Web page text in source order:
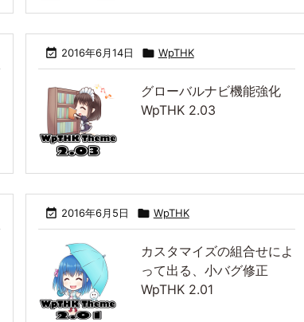
 2016年6月14日  WpTHK
グローバルナビ機能強化
WpTHK 2.03
 2016年6月5日  WpTHK
カスタマイズの組合せによ
って出る、小バグ修正
WpTHK 2.01